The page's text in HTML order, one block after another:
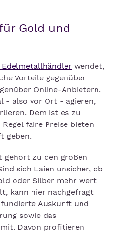
Gold und
Edelmetallhändler wendet,
Vorteile gegenüber
Online-Anbietern.
- also vor Ort - agieren,
Dem ist es zu
faire Preise bieten
geben.
gehört zu den großen
sich Laien unsicher, ob
oder Silber mehr wert
kann hier nachgefragt
Auskunft und
sowie das
Davon profitieren